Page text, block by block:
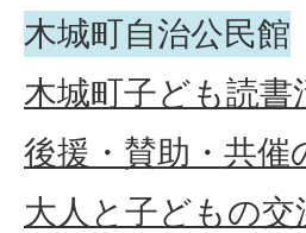
木城町自治公民館
木城町子ども読
後援・賛助・共催
大人と子どもの交